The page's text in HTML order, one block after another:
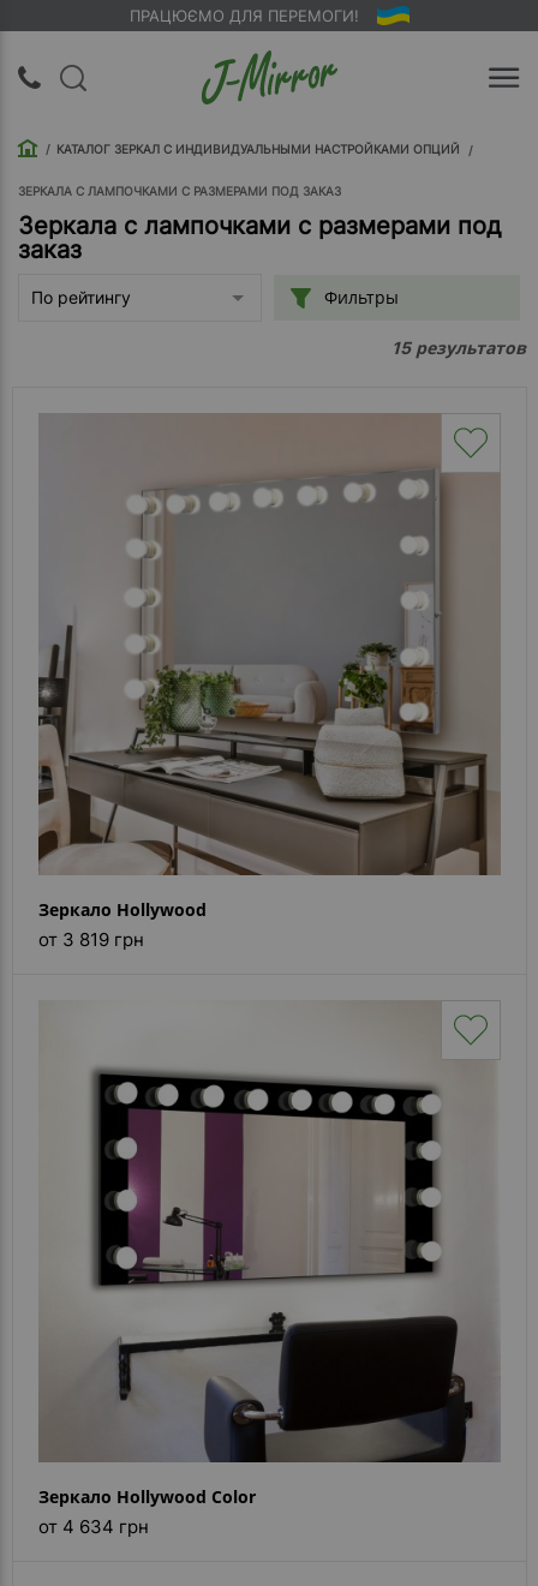
ПРАЦЮЄМО ДЛЯ ПЕРЕМОГИ!
Вход |
компании
Упаковка
Каталог
зеркал
Шкафчики
Душевые
кабины
Зеркала
Reflex
наличии
Помошь
(вопрос
- ответ)
Контакты
КАТАЛОГ ЗЕРКАЛ С ИНДИВИДУАЛЬНЫМИ НАСТРОЙКАМИ ОПЦИЙ
ЗЕРКАЛА С ЛАМПОЧКАМИ С РАЗМЕРАМИ ПОД ЗАКАЗ
Зеркала с лампочками с размерами под
заказ
По рейтингу Фильтры
15результатов
Зеркало Hollywood
от 3 819 грн
Зеркало Hollywood Color
от 4 634 грн